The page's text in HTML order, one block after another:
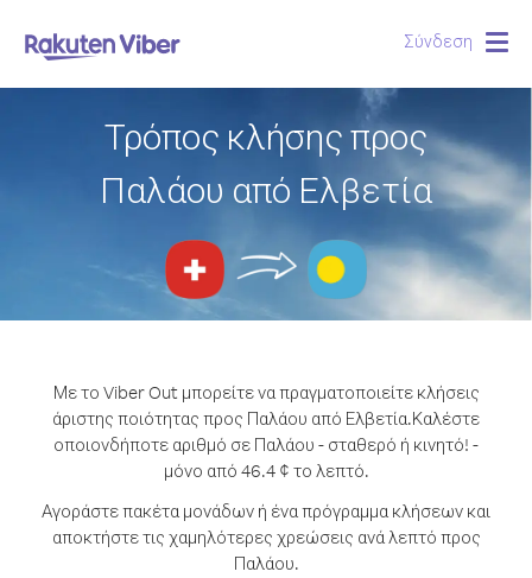
Σύνδεση
Τρόπος κλήσης προς
Παλάου από Ελβετία
Με το Viber Out μπορείτε να πραγματοποιείτε κλήσεις
άριστης ποιότητας προς Παλάου από Ελβετία.Καλέστε
οποιονδήποτε αριθμό σε Παλάου - σταθερό ή κινητό! -
μόνο από 46.4 ¢ το λεπτό.
Αγοράστε πακέτα μονάδων ή ένα πρόγραμμα κλήσεων και
αποκτήστε τις χαμηλότερες χρεώσεις ανά λεπτό προς
Παλάου.